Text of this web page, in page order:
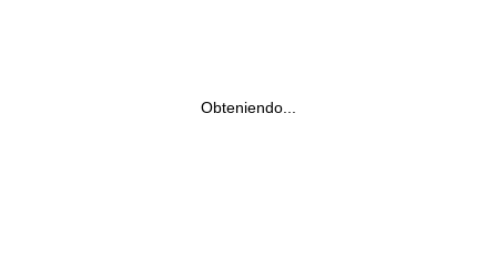
Obteniendo...